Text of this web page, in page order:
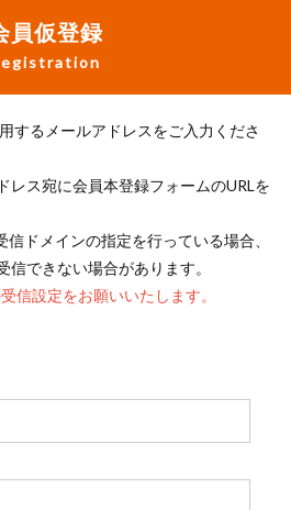
員仮登録
するメールアドレスをご入力くださ
レス宛に会員本登録フォームのURLを
ドメインの指定を行っている場合、
信できない場合があります。
信設定をお願いいたします。